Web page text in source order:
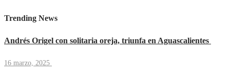
Trending News
Andrés Origel con solitaria oreja, triunfa en Aguascalientes
16 marzo, 2025